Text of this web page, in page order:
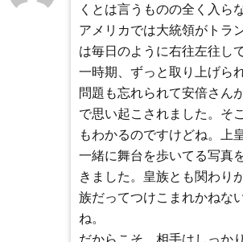
くとは言うものの全く入ら
アメリカでは大統領がトラ
は毎日のように右往左往し
一時期、ずっと取り上げら
問題も忘れられて安倍さん
で思い起こされました。そ
もわかるのですけどね。上
一緒に舞台を歩いてる写真
きました。皇族とも関わり
族だってつけこまれかねな
ね。
だからこそ、相手はしっか